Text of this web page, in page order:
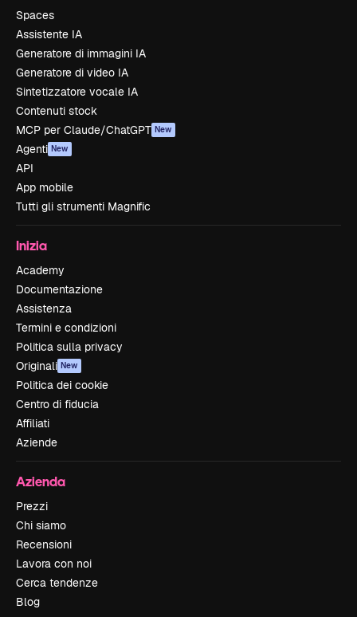
Spaces
Assistente IA
Generatore di immagini IA
Generatore di video IA
Sintetizzatore vocale IA
Contenuti stock
MCP per Claude/ChatGPT New
Agenti New
API
App mobile
Tutti gli strumenti Magnific
Inizia
Academy
Documentazione
Assistenza
Termini e condizioni
Politica sulla privacy
Originali New
Politica dei cookie
Centro di fiducia
Affiliati
Aziende
Azienda
Prezzi
Chi siamo
Recensioni
Lavora con noi
Cerca tendenze
Blog